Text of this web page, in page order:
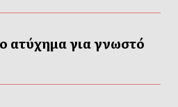
ατύχημα για γνωστό